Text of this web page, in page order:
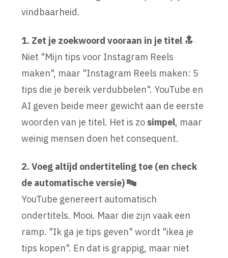
vindbaarheid.
1. Zet je zoekwoord vooraan in je titel 🔝
Niet "Mijn tips voor Instagram Reels
maken", maar "Instagram Reels maken: 5
tips die je bereik verdubbelen". YouTube en
AI geven beide meer gewicht aan de eerste
woorden van je titel. Het is zo simpel, maar
weinig mensen doen het consequent.
2. Voeg altijd ondertiteling toe (en check
de automatische versie) 🔤
YouTube genereert automatisch
ondertitels. Mooi. Maar die zijn vaak een
ramp. "Ik ga je tips geven" wordt "ikea je
tips kopen". En dat is grappig, maar niet